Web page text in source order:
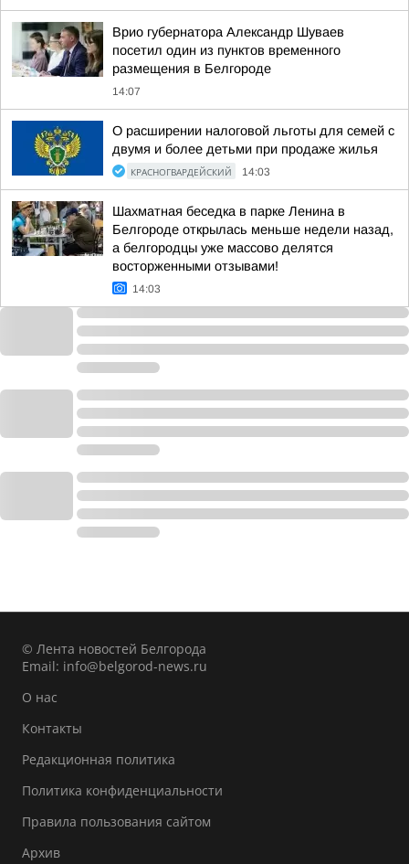
Врио губернатора Александр Шуваев
посетил один из пунктов временного
размещения в Белгороде
14:07
О расширении налоговой льготы для семей с
двумя и более детьми при продаже жилья
КРАСНОГВАРДЕЙСКИЙ 14:03
Шахматная беседка в парке Ленина в
Белгороде открылась меньше недели назад,
а белгородцы уже массово делятся
восторженными отзывами!
14:03
© Лента новостей Белгорода
Email: info@belgorod-news.ru
О нас
Контакты
Редакционная политика
Политика конфиденциальности
Правила пользования сайтом
Архив